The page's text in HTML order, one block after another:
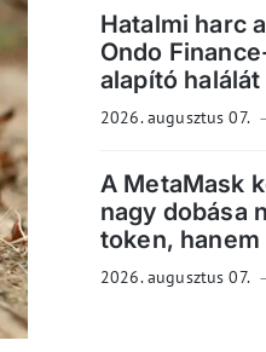
Hatalmi harc
Ondo
alapító
2026. augusztus 07.
A MetaMask
nagy dobása
token, hanem
2026. augusztus 07.